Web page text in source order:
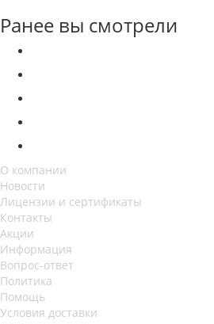
Ранее вы смотрели
О компании
Новости
Лицензии и сертификаты
Контакты
Акции
Информация
Вопрос-ответ
Политика
Помощь
Условия доставки